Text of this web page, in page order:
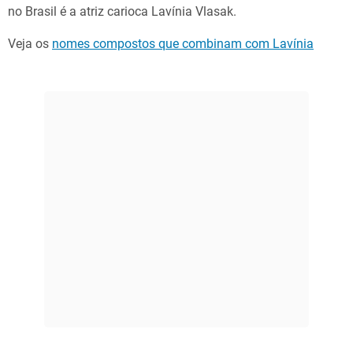
no Brasil é a atriz carioca Lavínia Vlasak.
Veja os nomes compostos que combinam com Lavínia